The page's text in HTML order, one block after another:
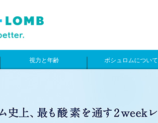
視力と年齢 ボシュロムについて